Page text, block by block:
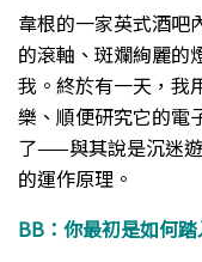
韋根的一家英式酒
的滾軸、斑斕絢麗的
我。終於有一天，我
樂、順便研究它的電
了——與其說是沉迷
的運作原理。
BB：你最初是如何